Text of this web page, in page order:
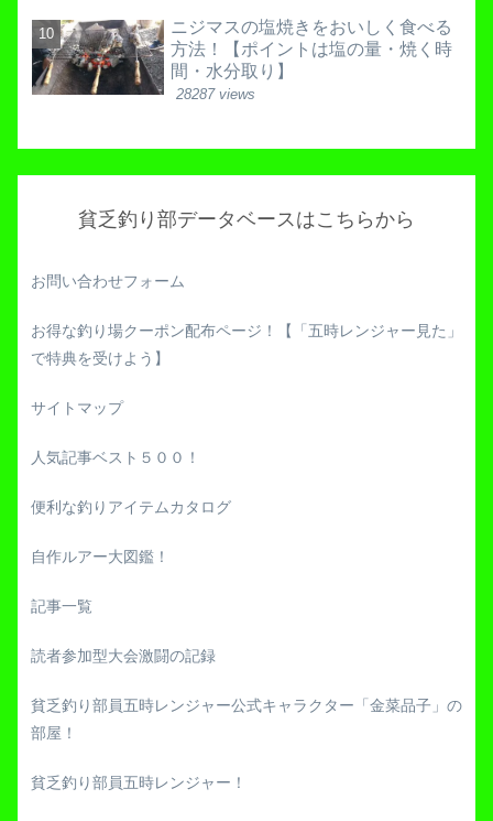
ニジマスの塩焼きをおいしく食べる
方法！【ポイントは塩の量・焼く時
間・水分取り】
28287 views
貧乏釣り部データベースはこちらから
お問い合わせフォーム
お得な釣り場クーポン配布ページ！【「五時レンジャー見た」
で特典を受けよう】
サイトマップ
人気記事ベスト５００！
便利な釣りアイテムカタログ
自作ルアー大図鑑！
記事一覧
読者参加型大会激闘の記録
貧乏釣り部員五時レンジャー公式キャラクター「金菜品子」の
部屋！
貧乏釣り部員五時レンジャー！